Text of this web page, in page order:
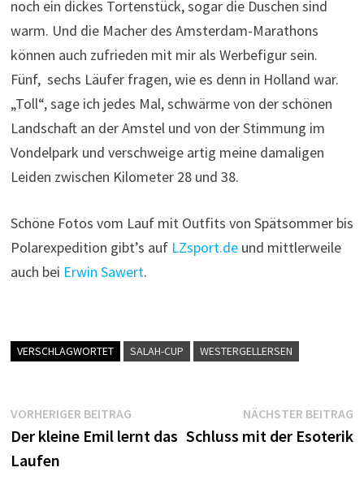
noch ein dickes Tortenstück, sogar die Duschen sind
warm. Und die Macher des Amsterdam-Marathons
können auch zufrieden mit mir als Werbefigur sein.
Fünf, sechs Läufer fragen, wie es denn in Holland war.
„Toll“, sage ich jedes Mal, schwärme von der schönen
Landschaft an der Amstel und von der Stimmung im
Vondelpark und verschweige artig meine damaligen
Leiden zwischen Kilometer 28 und 38.
Schöne Fotos vom Lauf mit Outfits von Spätsommer bis
Polarexpedition gibt’s auf LZsport.deund mittlerweile
auch bei Erwin Sawert.
VERSCHLAGWORTET SALAH-CUP WESTERGELLERSEN
Beitragsnavigation
VORHERIGER BEITRAGVorheriger
Beitrag:
Der kleine Emil lernt das
Laufen
NÄCHSTER BEITRAG
Schluss mit der Esoterik